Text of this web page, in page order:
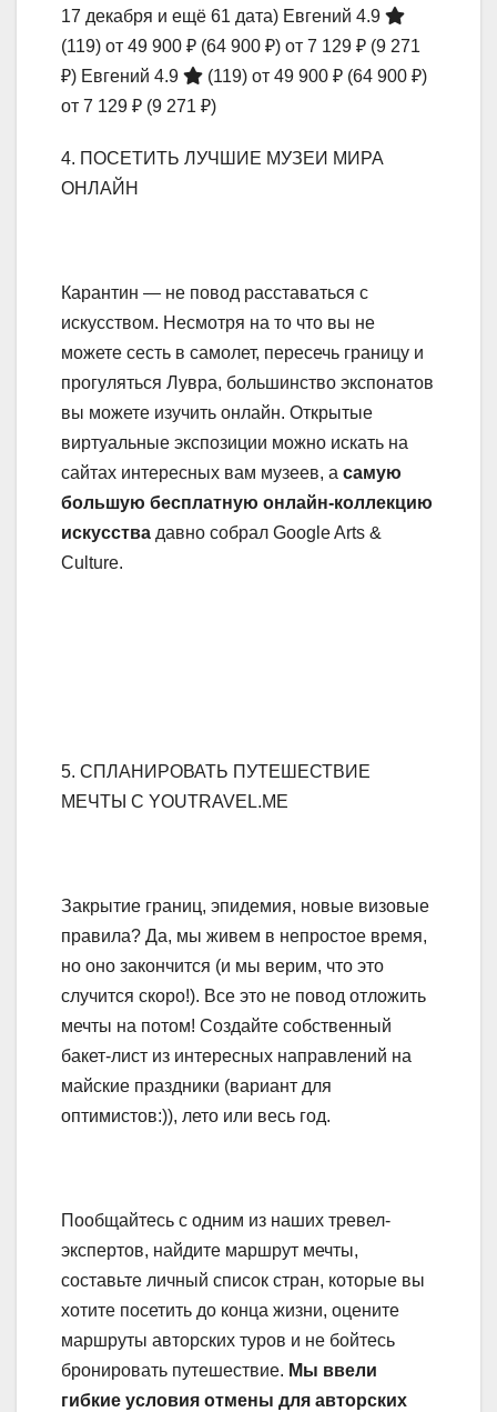
17 декабря и ещё 61 дата) Евгений 4.9
(119) от 49 900 ₽ (64 900 ₽) от 7 129 ₽ (9 271
₽) Евгений 4.9 (119) от 49 900 ₽ (64 900 ₽)
от 7 129 ₽ (9 271 ₽)
4. ПОСЕТИТЬ ЛУЧШИЕ МУЗЕИ МИРА
ОНЛАЙН
Карантин — не повод расставаться с
искусством. Несмотря на то что вы не
можете сесть в самолет, пересечь границу и
прогуляться Лувра, большинство экспонатов
вы можете изучить онлайн. Открытые
виртуальные экспозиции можно искать на
сайтах интересных вам музеев, а самую
большую бесплатную онлайн-коллекцию
искусства давно собрал Google Arts &
Culture.
5. СПЛАНИРОВАТЬ ПУТЕШЕСТВИЕ
МЕЧТЫ C YOUTRAVEL.ME
Закрытие границ, эпидемия, новые визовые
правила? Да, мы живем в непростое время,
но оно закончится (и мы верим, что это
случится скоро!). Все это не повод отложить
мечты на потом! Создайте собственный
бакет-лист из интересных направлений на
майские праздники (вариант для
оптимистов:)), лето или весь год.
Пообщайтесь с одним из наших тревел-
экспертов, найдите маршрут мечты,
составьте личный список стран, которые вы
хотите посетить до конца жизни, оцените
маршруты авторских туров и не бойтесь
бронировать путешествие. Мы ввели
гибкие условия отмены для авторских